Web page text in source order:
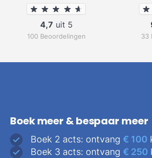
4,7 uit 5
100 Beoordelingen 33
Boek meer & bespaar meer
Boek 2 acts: ontvang € 100
Boek 3 acts: ontvang € 250